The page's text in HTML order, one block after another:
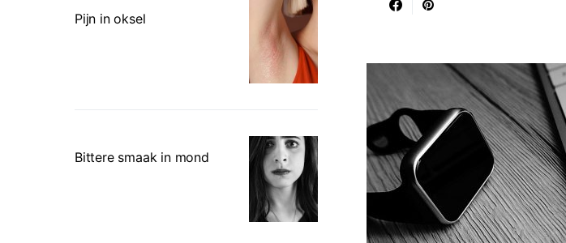
Pijn in oksel
Bittere smaak in mond